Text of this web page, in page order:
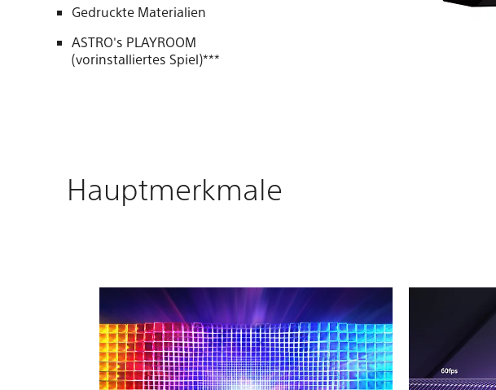
Gedruckte Materialien
ASTRO's PLAYROOM
(vorinstalliertes Spiel)***
Hauptmerkmale